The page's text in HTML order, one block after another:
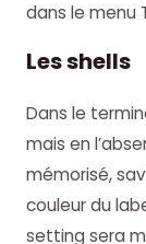
dans le menu
Les shells
Dans le
mais en
mémorisé,
couleur du
setting sera